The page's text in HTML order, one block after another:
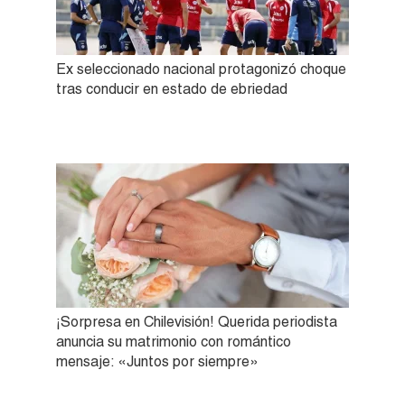
Ex seleccionado nacional protagonizó choque
tras conducir en estado de ebriedad
¡Sorpresa en Chilevisión! Querida periodista
anuncia su matrimonio con romántico
mensaje: «Juntos por siempre»